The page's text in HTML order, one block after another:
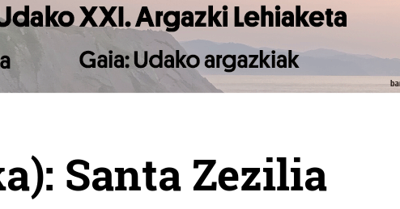
Santa Zezilia